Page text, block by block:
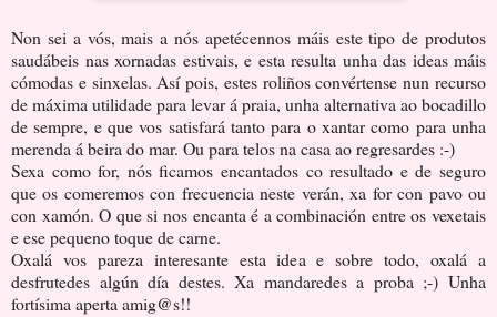
Non sei a vós, mais a nós apetécennos máis este tipo de produtos
saudábeis nas xornadas estivais, e esta resulta unha das ideas máis
cómodas e sinxelas. Así pois, estes roliños convértense nun recurso
de máxima utilidade para levar á praia, unha alternativa ao bocadillo
de sempre, e que vos satisfará tanto para o xantar como para unha
merenda á beira do mar. Ou para telos na casa ao regresardes :-)
Sexa como for, nós ficamos encantados co resultado e de seguro
que os comeremos con frecuencia neste verán, xa for con pavo ou
con xamón. O que si nos encanta é a combinación entre os vexetais
e ese pequeno toque de carne.
Oxalá vos pareza interesante esta idea e sobre todo, oxalá a
desfrutedes algún día destes. Xa mandaredes a proba ;-) Unha
fortísima aperta amig@s!!